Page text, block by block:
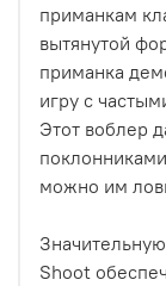
приманкам
вытянутой
приманка
игру с
Этот воблер
можно им
Shoot